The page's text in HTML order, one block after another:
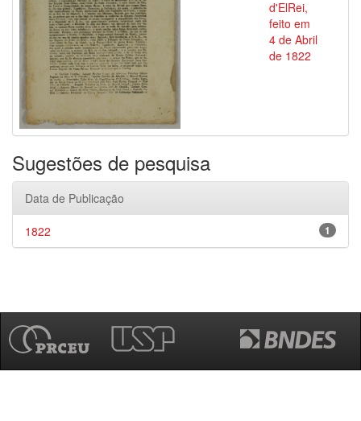
d'ElRei,
feito em
4 de Abril
de 1822
Sugestões de pesquisa
Data de Publicação
1
1822